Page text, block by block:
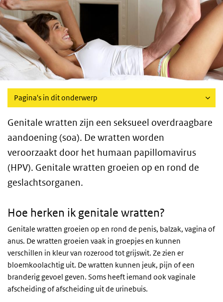
Pagina's in dit onderwerp
Genitale wratten zijn een seksueel overdraagbare
aandoening (soa). De wratten worden
veroorzaakt door het humaan papillomavirus
(HPV). Genitale wratten groeien op en rond de
geslachtsorganen.
Hoe herken ik genitale wratten?
Genitale wratten groeien op en rond de penis, balzak, vagina of
anus. De wratten groeien vaak in groepjes en kunnen
verschillen in kleur van rozerood tot grijswit. Ze zien er
bloemkoolachtig uit. De wratten kunnen jeuk, pijn of een
branderig gevoel geven. Soms heeft iemand ook vaginale
afscheiding of afscheiding uit de urinebuis.